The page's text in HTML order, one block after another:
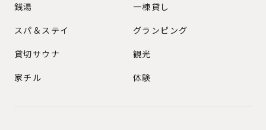
銭湯
スパ＆ステイ
貸切サウナ
家チル
一棟貸し
グランピング
観光
体験